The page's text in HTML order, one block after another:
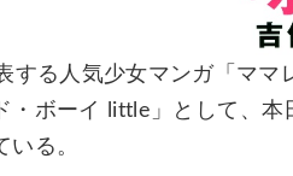
する人気少女マンガ「ママ
・ボーイ little」として、
いる。